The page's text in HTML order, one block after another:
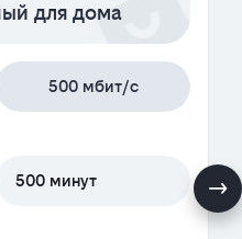
для дома
500 мбит/с
500 минут